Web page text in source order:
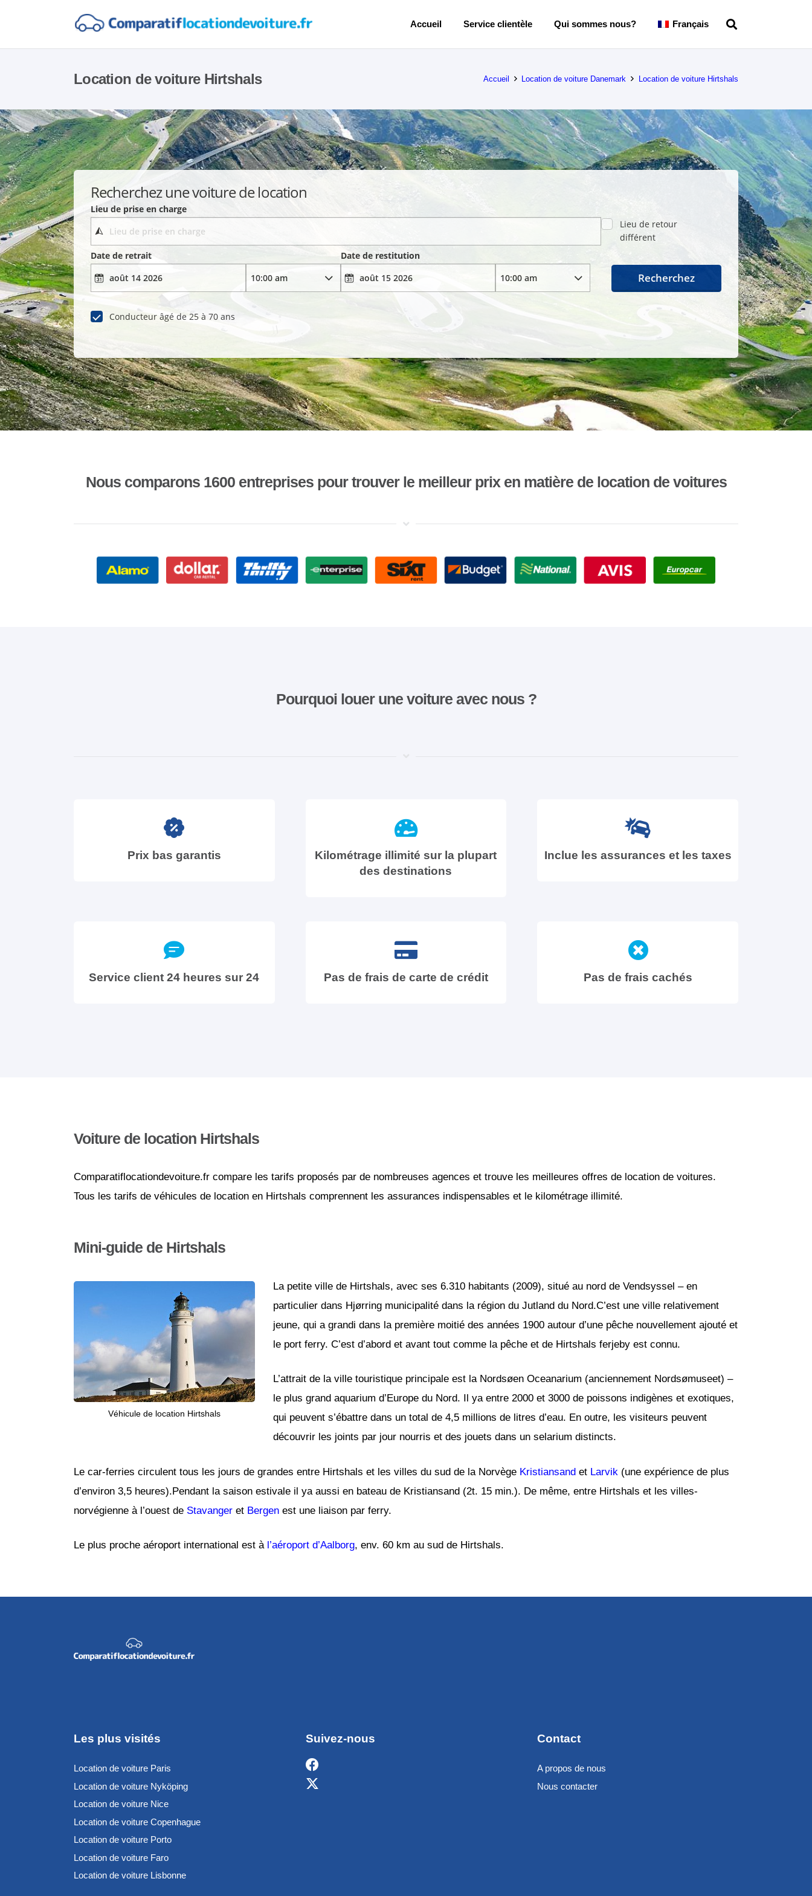
Accueil Service clientèle Qui sommes nous? Français
Location de voiture Hirtshals Accueil Location de voiture Danemark Location de voiture Hirtshals
Recherchez une voiture de location
Lieu de prise en charge
Lieu de retour
différent
Date de retrait
Date de restitution
Conducteur âgé de 25 à 70 ans
Recherchez
Nous comparons 1600 entreprises pour trouver le meilleur prix en matière de location de voitures
Pourquoi louer une voiture avec nous ?
Prix bas garantis
Kilométrage illimité sur la plupart
des destinations
Inclue les assurances et les taxes
Service client 24 heures sur 24 Pas de frais de carte de crédit Pas de frais cachés
Voiture de location Hirtshals
Comparatiflocationdevoiture.fr compare les tarifs proposés par de nombreuses agences et trouve les meilleures offres de location de voitures.
Tous les tarifs de véhicules de location en Hirtshals comprennent les assurances indispensables et le kilométrage illimité.
Mini-guide de Hirtshals
Véhicule de location Hirtshals
La petite ville de Hirtshals, avec ses 6.310 habitants (2009), situé au nord de Vendsyssel – en
particulier dans Hjørring municipalité dans la région du Jutland du Nord.C’est une ville relativement
jeune, qui a grandi dans la première moitié des années 1900 autour d’une pêche nouvellement ajouté et
le port ferry. C’est d’abord et avant tout comme la pêche et de Hirtshals ferjeby est connu.
L’attrait de la ville touristique principale est la Nordsøen Oceanarium (anciennement Nordsømuseet) –
le plus grand aquarium d’Europe du Nord. Il ya entre 2000 et 3000 de poissons indigènes et exotiques,
qui peuvent s’ébattre dans un total de 4,5 millions de litres d’eau. En outre, les visiteurs peuvent
découvrir les joints par jour nourris et des jouets dans un selarium distincts.
Le car-ferries circulent tous les jours de grandes entre Hirtshals et les villes du sud de la Norvège Kristiansand et Larvik (une expérience de plus
d’environ 3,5 heures).Pendant la saison estivale il ya aussi en bateau de Kristiansand (2t. 15 min.). De même, entre Hirtshals et les villes-
norvégienne à l’ouest de Stavanger et Bergen est une liaison par ferry.
Le plus proche aéroport international est à l’aéroport d’Aalborg, env. 60 km au sud de Hirtshals.
Les plus visités
Location de voiture Paris
Location de voiture Nyköping
Location de voiture Nice
Location de voiture Copenhague
Location de voiture Porto
Location de voiture Faro
Location de voiture Lisbonne
Suivez-nous Contact
A propos de nous
Nous contacter